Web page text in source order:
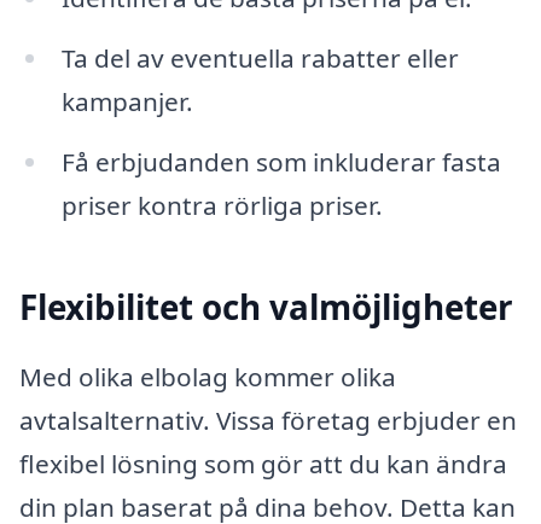
Ta del av eventuella rabatter eller
kampanjer.
Få erbjudanden som inkluderar fasta
priser kontra rörliga priser.
Flexibilitet och valmöjligheter
Med olika elbolag kommer olika
avtalsalternativ. Vissa företag erbjuder en
flexibel lösning som gör att du kan ändra
din plan baserat på dina behov. Detta kan